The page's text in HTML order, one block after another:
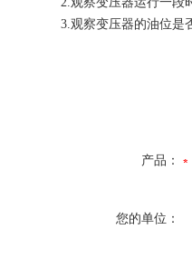
3.观察变压器的油位是
产品：
您的单位：